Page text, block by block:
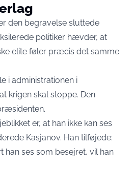
den begravelse sluttede
politiker hævder, at
elite føler præcis det samme
i administrationen i
krigen skal stoppe. Den
er, at han ikke kan ses
Kasjanov. Han tilføjede:
han ses som besejret, vil han